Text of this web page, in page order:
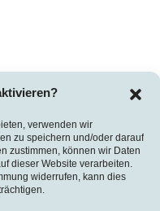
verwenden wir
zu speichern und/oder darauf
zustimmen, können wir Daten
dieser Website verarbeiten.
widerrufen, kann dies